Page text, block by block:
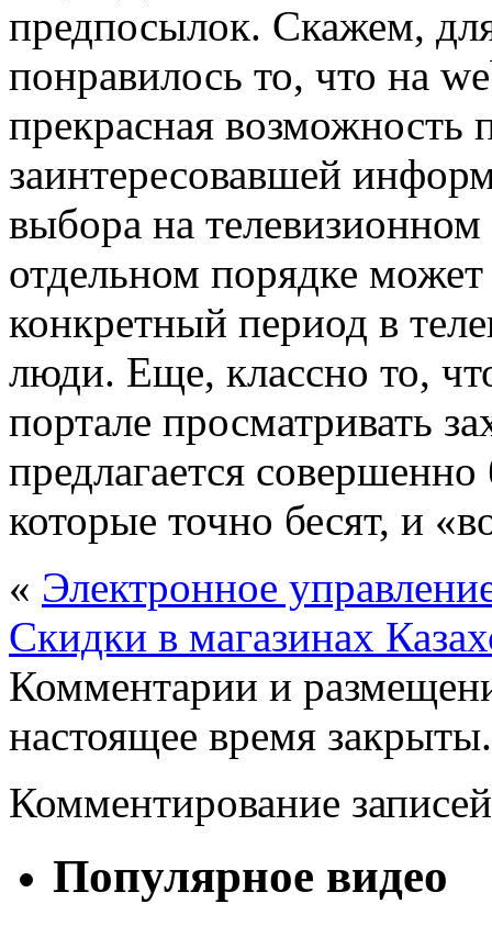
предпосылок. Скажем,
понравилось то, что на
прекрасная возможность
заинтересовавшей
выбора на
отдельном порядке может
конкретный период в
люди. Еще, классно то,
портале просматривать
предлагается
которые точно бесят, и
« Электронное
Скидки в магазинах
Комментарии и
настоящее время закрыты.
Комментирование
Популярное видео